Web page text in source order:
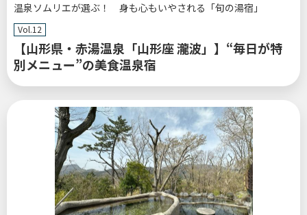
温泉ソムリエが選ぶ！ 身も心もいやされる「旬の湯宿」
Vol.12
【山形県・赤湯温泉「山形座 瀧波」】“毎日が特
別メニュー”の美食温泉宿